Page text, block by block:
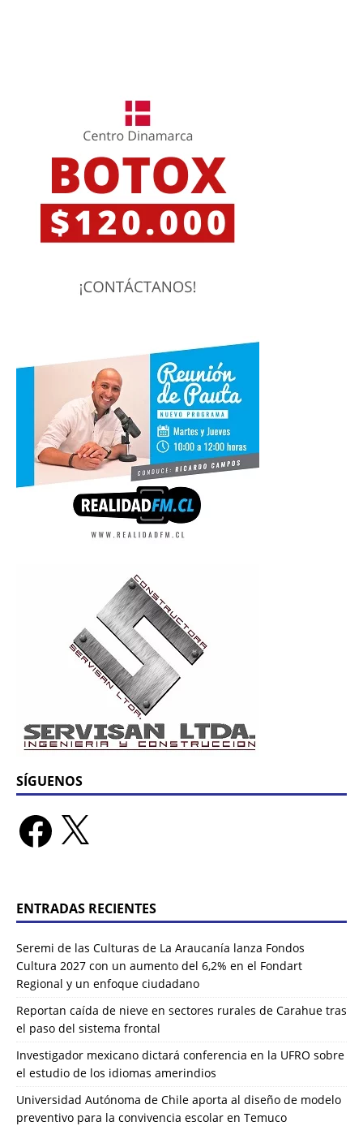
SÍGUENOS
ENTRADAS RECIENTES
Seremi de las Culturas de La Araucanía lanza Fondos
Cultura 2027 con un aumento del 6,2% en el Fondart
Regional y un enfoque ciudadano
Reportan caída de nieve en sectores rurales de Carahue tras
el paso del sistema frontal
Investigador mexicano dictará conferencia en la UFRO sobre
el estudio de los idiomas amerindios
Universidad Autónoma de Chile aporta al diseño de modelo
preventivo para la convivencia escolar en Temuco